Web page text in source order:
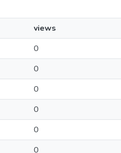
views
0
0
0
0
0
0